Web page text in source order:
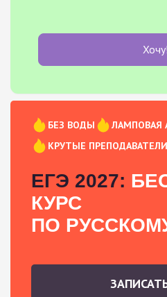
Хочу!
БЕЗ ВОДЫ
ЛАМПОВАЯ
КРУТЫЕ ПРЕПОДАВАТЕЛИ
ЕГЭ 2027:
КУРС
ПО